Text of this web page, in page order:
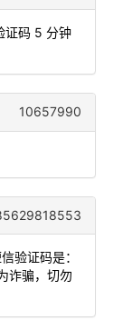
证码 5 分钟
10657990
验证码是：
诈骗，切勿